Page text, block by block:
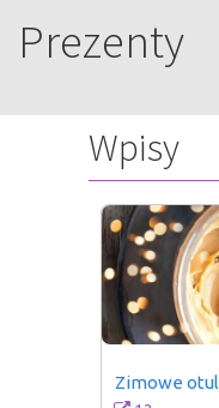
Prezenty
Wpisy
Zimowe